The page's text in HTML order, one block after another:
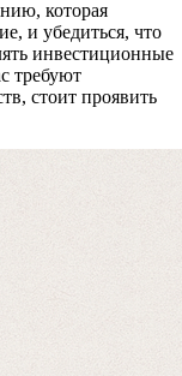
которая
и убедиться, что
инвестиционные
требуют
стоит проявить